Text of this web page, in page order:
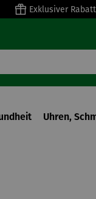
Exklusiver
Uhren,